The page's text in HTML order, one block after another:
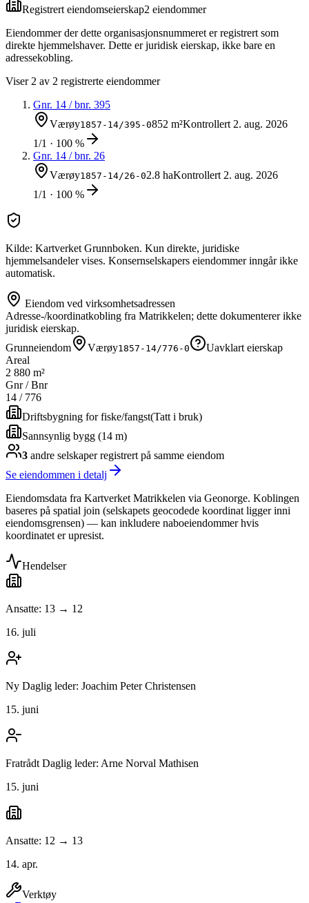
Registrert eiendomseierskap2 eiendommer
Eiendommer der dette organisasjonsnummeret er registrert som
direkte hjemmelshaver. Dette er juridisk eierskap, ikke bare en
adressekobling.
Viser2 av 2 registrerte eiendommer
Gnr. 14 / bnr. 395
Værøy1857-14/395-0852 m²Kontrollert2. aug. 2026
1/1 · 100 %
Gnr. 14 / bnr. 26
Værøy1857-14/26-02.8 haKontrollert2. aug. 2026
1/1 · 100 %
Kilde: Kartverket Grunnboken. Kun direkte, juridiske
hjemmelsandeler vises. Konsernselskapers eiendommer inngår ikke
automatisk.
Eiendom ved virksomhetsadressen
Adresse-/koordinatkobling fra Matrikkelen; dette dokumenterer ikke
juridisk eierskap.
Grunneiendom
Værøy1857-14/776-0
Uavklart eierskap
Areal
2 880 m²
Gnr / Bnr
14 / 776
Driftsbygning for fiske/fangst(Tatt i bruk)
Sannsynlig bygg (14 m)
3 andre selskaperregistrert på samme eiendom
Se eiendommen i detalj
Eiendomsdata fra Kartverket Matrikkelen via Geonorge. Koblingen
baseres på spatial join (selskapets geocodede koordinat ligger inni
eiendomsgrensen) — kan inkludere naboeiendommer hvis
koordinatet er upresist.
Hendelser
Ansatte: 13 → 12
16. juli
Ny Daglig leder: Joachim Peter Christensen
15. juni
Fratrådt Daglig leder: Arne Norval Mathisen
15. juni
Ansatte: 12 → 13
14. apr.
Verktøy